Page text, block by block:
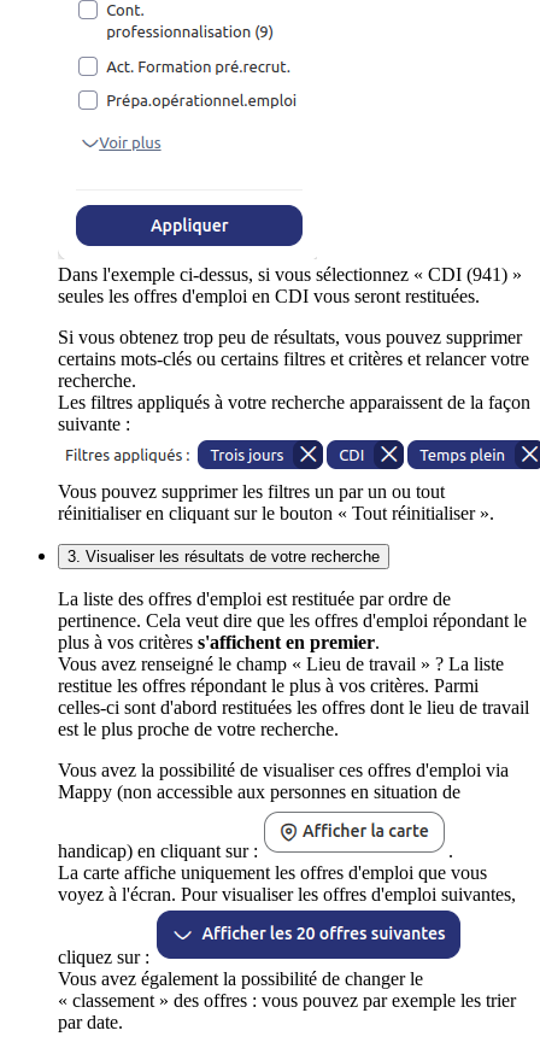
Dans l'exemple ci-dessus, si vous sélectionnez « CDI (941) »
seules les offres d'emploi en CDI vous seront restituées.
Si vous obtenez trop peu de résultats, vous pouvez supprimer
certains mots-clés ou certains filtres et critères et relancer votre
recherche.
Les filtres appliqués à votre recherche apparaissent de la façon
suivante :
Vous pouvez supprimer les filtres un par un ou tout
réinitialiser en cliquant sur le bouton « Tout réinitialiser ».
3. Visualiser les résultats de votre recherche
La liste des offres d'emploi est restituée par ordre de
pertinence. Cela veut dire que les offres d'emploi répondant le
plus à vos critères s'affichent en premier.
Vous avez renseigné le champ « Lieu de travail » ? La liste
restitue les offres répondant le plus à vos critères. Parmi
celles-ci sont d'abord restituées les offres dont le lieu de travail
est le plus proche de votre recherche.
Vous avez la possibilité de visualiser ces offres d'emploi via
Mappy (non accessible aux personnes en situation de
handicap) en cliquant sur :
.
La carte affiche uniquement les offres d'emploi que vous
voyez à l'écran. Pour visualiser les offres d'emploi suivantes,
cliquez sur :
Vous avez également la possibilité de changer le
« classement » des offres : vous pouvez par exemple les trier
par date.